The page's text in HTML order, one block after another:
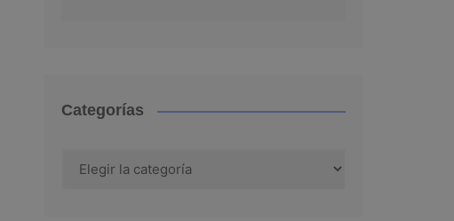
Categorías